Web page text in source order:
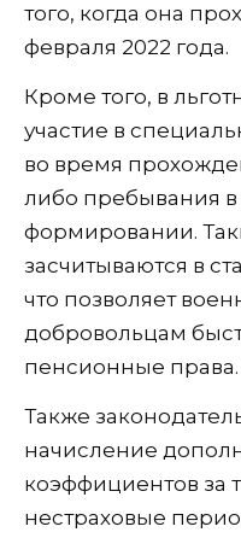
того, когда она
февраля 2022 года.
Кроме того, в
участие в
во время
либо пребывания
формировании.
засчитываются в
что позволяет
добровольцам
пенсионные права.
Также
начисление
коэффициентов за
нестраховые